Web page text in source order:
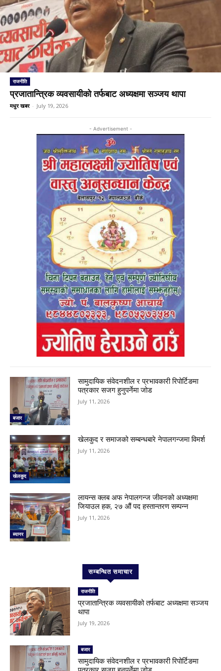
राजनीति
प्रजातान्त्रिक व्यवसायीको तर्फबाट अध्यक्षमा सञ्जय थापा
मधुर खबर - July 19, 2026
- Advertisement -
बजार
सामुदायिक संवेदनशील र प्रभावकारी रिपोर्टिङमा
पत्रकार सजग हुनुपर्नेमा जोड
July 11, 2026
खेलकुद
खेलकुद र समाजको सम्बन्धबारे नेपालगन्जमा विमर्श
July 11, 2026
ब्यानर
लायन्स क्लब अफ नेपालगन्ज जीवनको अध्यक्षमा
जियाउल हक, २७ औं पद हस्तान्तरण सम्पन्न
July 11, 2026
सम्बन्धित समाचार
राजनीति
प्रजातान्त्रिक व्यवसायीको तर्फबाट अध्यक्षमा सञ्जय
थापा
July 19, 2026
बजार
सामुदायिक संवेदनशील र प्रभावकारी रिपोर्टिङमा